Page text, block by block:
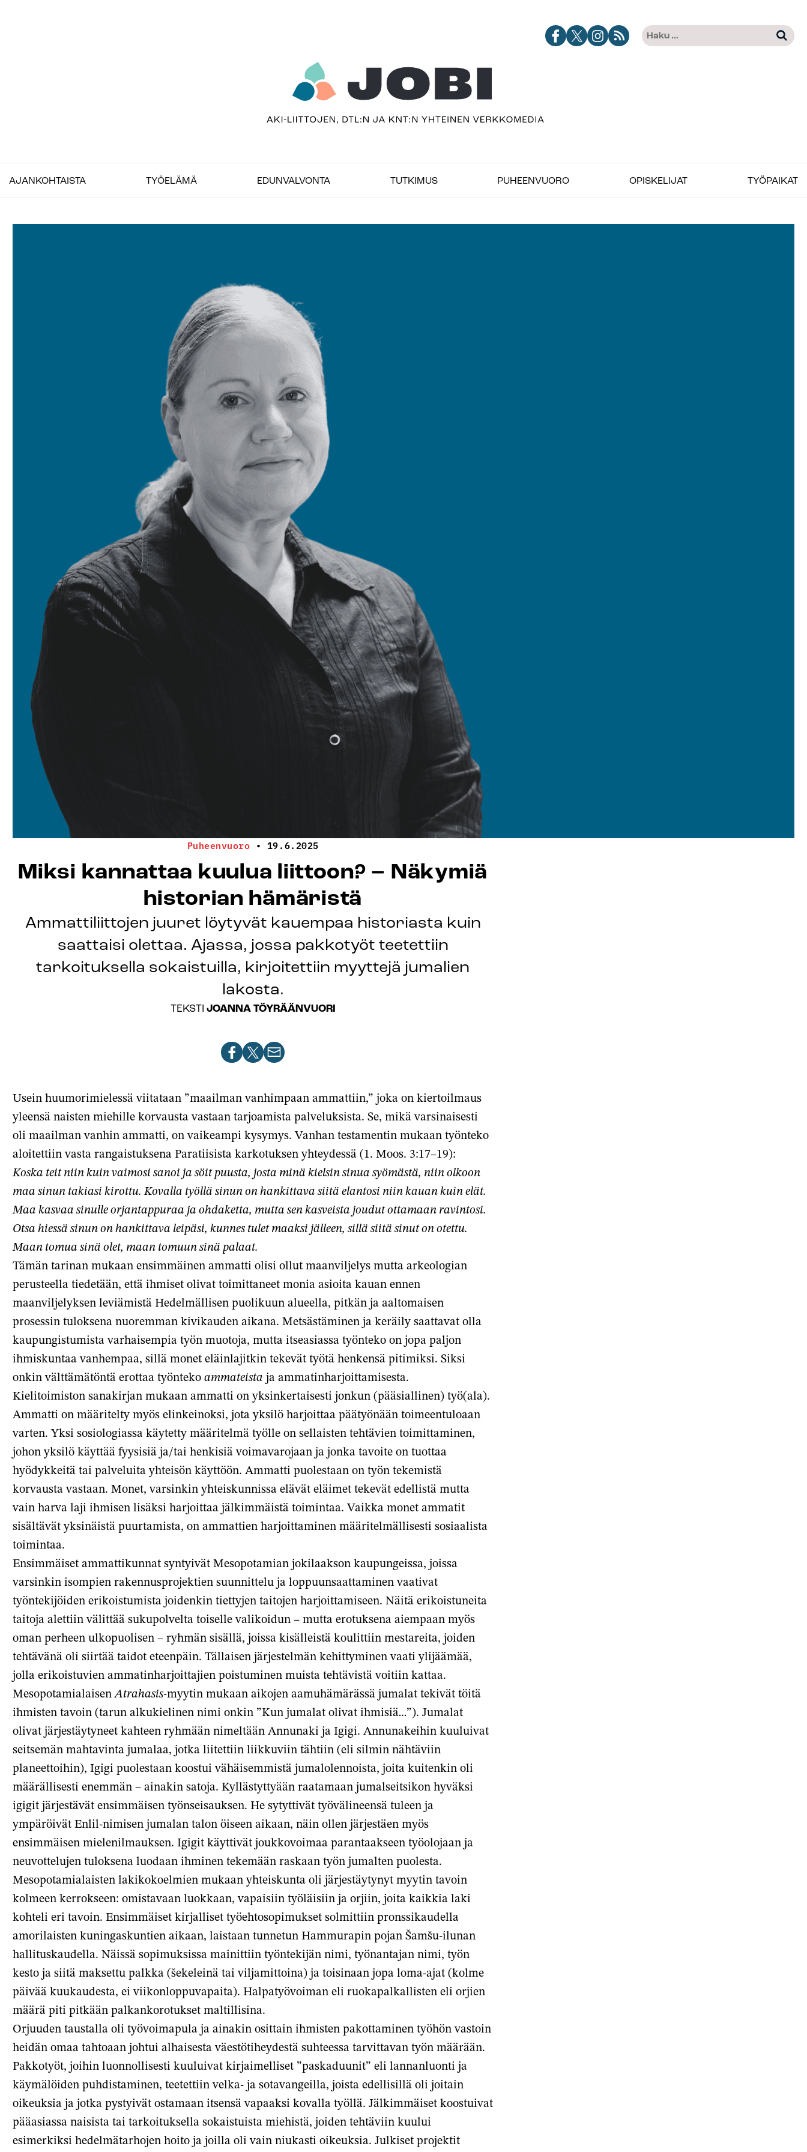
Jobimedian
Jobimedia
Jobimedia
Tilaa
Haku:
Kun tuloksia tulee, voit
–
Jobimedia
AJANKOHTAISTA TYÖELÄMÄ EDUNVALVONTA TUTKIMUS PUHEENVUORO OPISKELIJAT TYÖPAIKAT
Puheenvuoro • 19.6.2025
Miksi kannattaa kuulua liittoon? – Näkymiä
historian hämäristä
Ammattiliittojen juuret löytyvät kauempaa historiasta kuin
saattaisi olettaa. Ajassa, jossa pakkotyöt teetettiin
tarkoituksella sokaistuilla, kirjoitettiin myyttejä jumalien
lakosta.
TEKSTI JOANNA TÖYRÄÄNVUORI
Jaa Jaa
palvelussa
Jaa
Usein huumorimielessä viitataan ”maailman vanhimpaan ammattiin,” joka on kiertoilmaus
yleensä naisten miehille korvausta vastaan tarjoamista palveluksista. Se, mikä varsinaisesti
oli maailman vanhin ammatti, on vaikeampi kysymys. Vanhan testamentin mukaan työnteko
aloitettiin vasta rangaistuksena Paratiisista karkotuksen yhteydessä (1. Moos. 3:17–19):
Koska teit niin kuin vaimosi sanoi ja söit puusta, josta minä kielsin sinua syömästä, niin olkoon
maa sinun takiasi kirottu. Kovalla työllä sinun on hankittava siitä elantosi niin kauan kuin elät.
Maa kasvaa sinulleorjantappuraa ja ohdaketta, mutta sen kasveista joudut ottamaan ravintosi.
Otsa hiessä sinun on hankittava leipäsi, kunnes tulet maaksi jälleen, sillä siitä sinut on otettu.
Maan tomua sinä olet, maan tomuun sinä palaat.
Tämän tarinan mukaan ensimmäinen ammatti olisi ollut maanviljelys mutta arkeologian
perusteella tiedetään, että ihmiset olivat toimittaneet monia asioita kauan ennen
maanviljelyksen leviämistä Hedelmällisen puolikuun alueella, pitkän ja aaltomaisen
prosessin tuloksena nuoremman kivikauden aikana. Metsästäminen ja keräily saattavat olla
kaupungistumista varhaisempia työn muotoja, mutta itseasiassa työnteko on jopa paljon
ihmiskuntaa vanhempaa, sillä monet eläinlajitkin tekevät työtä henkensä pitimiksi. Siksi
onkin välttämätöntä erottaa työntekoammateista ja ammatinharjoittamisesta.
Kielitoimiston sanakirjan mukaan ammatti on yksinkertaisesti jonkun (pääsiallinen) työ(ala).
Ammatti on määritelty myös elinkeinoksi, jota yksilö harjoittaa päätyönään toimeentuloaan
varten. Yksi sosiologiassa käytetty määritelmä työlle on sellaisten tehtävien toimittaminen,
johon yksilö käyttää fyysisiä ja/tai henkisiä voimavarojaan ja jonka tavoite on tuottaa
hyödykkeitä tai palveluita yhteisön käyttöön. Ammatti puolestaan on työn tekemistä
korvausta vastaan. Monet, varsinkin yhteiskunnissa elävät eläimet tekevät edellistä mutta
vain harva laji ihmisen lisäksi harjoittaa jälkimmäistä toimintaa. Vaikka monet ammatit
sisältävät yksinäistä puurtamista, on ammattien harjoittaminen määritelmällisesti sosiaalista
toimintaa.
Ensimmäiset ammattikunnat syntyivät Mesopotamian jokilaakson kaupungeissa, joissa
varsinkin isompien rakennusprojektien suunnittelu ja loppuunsaattaminen vaativat
työntekijöiden erikoistumista joidenkin tiettyjen taitojen harjoittamiseen. Näitä erikoistuneita
taitoja alettiin välittää sukupolvelta toiselle valikoidun – mutta erotuksena aiempaan myös
oman perheen ulkopuolisen – ryhmän sisällä, joissa kisälleistä koulittiin mestareita, joiden
tehtävänä oli siirtää taidot eteenpäin. Tällaisen järjestelmän kehittyminen vaati ylijäämää,
jolla erikoistuvien ammatinharjoittajien poistuminen muista tehtävistä voitiin kattaa.
MesopotamialaisenAtrahasis-myytin mukaan aikojen aamuhämärässä jumalat tekivät töitä
ihmisten tavoin (tarun alkukielinen nimi onkin ”Kun jumalat olivat ihmisiä…”). Jumalat
olivat järjestäytyneet kahteen ryhmään nimeltään Annunaki ja Igigi. Annunakeihin kuuluivat
seitsemän mahtavinta jumalaa, jotka liitettiin liikkuviin tähtiin (eli silmin nähtäviin
planeettoihin), Igigi puolestaan koostui vähäisemmistä jumalolennoista, joita kuitenkin oli
määrällisesti enemmän – ainakin satoja. Kyllästyttyään raatamaan jumalseitsikon hyväksi
igigit järjestävät ensimmäisen työnseisauksen. He sytyttivät työvälineensä tuleen ja
ympäröivät Enlil-nimisen jumalan talon öiseen aikaan, näin ollen järjestäen myös
ensimmäisen mielenilmauksen. Igigit käyttivät joukkovoimaa parantaakseen työolojaan ja
neuvottelujen tuloksena luodaan ihminen tekemään raskaan työn jumalten puolesta.
Mesopotamialaisten lakikokoelmien mukaan yhteiskunta oli järjestäytynyt myytin tavoin
kolmeen kerrokseen: omistavaan luokkaan, vapaisiin työläisiin ja orjiin, joita kaikkia laki
kohteli eri tavoin. Ensimmäiset kirjalliset työehtosopimukset solmittiin pronssikaudella
amorilaisten kuningaskuntien aikaan, laistaan tunnetun Hammurapin pojan Šamšu-ilunan
hallituskaudella. Näissä sopimuksissa mainittiin työntekijän nimi, työnantajan nimi, työn
kesto ja siitä maksettu palkka (šekeleinä tai viljamittoina) ja toisinaan jopa loma-ajat (kolme
päivää kuukaudesta, ei viikonloppuvapaita). Halpatyövoiman eli ruokapalkallisten eli orjien
määrä piti pitkään palkankorotukset maltillisina.
Orjuuden taustalla oli työvoimapula ja ainakin osittain ihmisten pakottaminen työhön vastoin
heidän omaa tahtoaan johtui alhaisesta väestötiheydestä suhteessa tarvittavan työn määrään.
Pakkotyöt, joihin luonnollisesti kuuluivat kirjaimelliset ”paskaduunit” eli lannanluonti ja
käymälöiden puhdistaminen, teetettiin velka- ja sotavangeilla, joista edellisillä oli joitain
oikeuksia ja jotka pystyivät ostamaan itsensä vapaaksi kovalla työllä. Jälkimmäiset koostuivat
pääasiassa naisista tai tarkoituksella sokaistuista miehistä, joiden tehtäviin kuului
esimerkiksi hedelmätarhojen hoito ja joilla oli vain niukasti oikeuksia. Julkiset projektit